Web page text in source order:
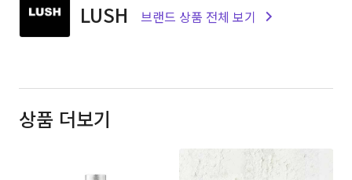
LUSH 브랜드 상품 전체 보기
상품 더보기